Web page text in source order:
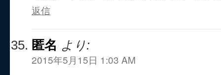
返信
匿名 より:
2015年5月15日 1:03 AM